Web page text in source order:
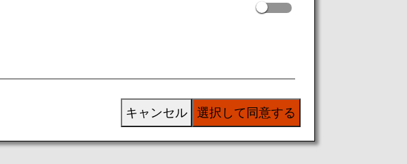
選択して同意する
キャンセル